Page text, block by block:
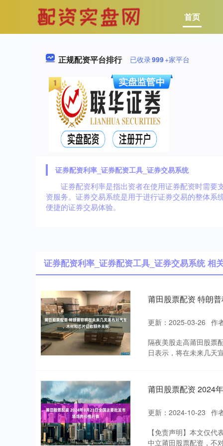
首页
正规配资平台排行 已收录999+家平台
证券配资利率_证券配资工具_证券交易系统
证券配资利率是指出资者在使用证券配资时需
资服务。证券交易系统是用于进行证券交易的整体
便捷的证券交易体验。
证券配资利率_证券配资工具_证券交易系统 相
莆田股票配资 特朗
更新：2025-03-26 作
隔夜美股走高莆田股票
日表示，将在未来几天
莆田股票配资 2024
更新：2024-10-23 作
【免责声明】本文仅
中立莆田股票配资，不